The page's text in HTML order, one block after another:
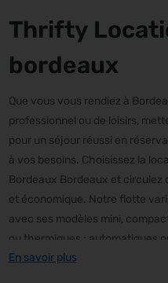
Thrifty
bordeaux
Que vous vous rendiez à
professionnel ou de loisirs,
pour un séjour réussi en
à vos besoins. Choisissez la
Bordeaux Bordeaux et circulez
et économique. Notre flotte
avec ses modèles mini,
ou thermiques ; automatiques
charge et une restitution
En savoir plus